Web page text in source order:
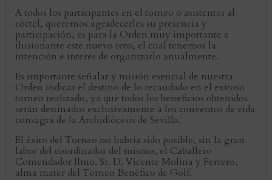
A todos los participantes en el torneo o asistentes al
cóctel, queremos agradecerles su presencia y
participación, es para la Orden muy importante e
ilusionante este nuevo reto, el cual tenemos la
intención e interés de organizarlo anualmente.
Es importante señalar y misión esencial de nuestra
Orden indicar el destino de lo recaudado en el exitoso
torneo realizado, ya que todos los beneficios obtenidos
serán destinados exclusivamente a los conventos de vida
consagra de la Archidiócesis de Sevilla.
El éxito del Torneo no habría sido posible, sin la gran
labor del coordinador del mismo, el Caballero
Comendador Ilmo. Sr. D. Vicente Molina y Ferrero,
alma mater del Torneo Benéfico de Golf.